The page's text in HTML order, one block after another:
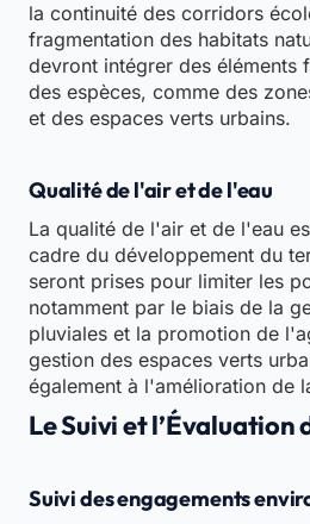
la continuité des corridors
fragmentation des habitats
devront intégrer des éléments
des espèces, comme des
et des espaces verts urbains.
Qualité de l'air et de l'eau
La qualité de l'air et de l'eau
cadre du développement du
seront prises pour limiter les
notamment par le biais de la
pluviales et la promotion de
gestion des espaces verts
également à l'amélioration de
Le Suivi et l’Évaluation
Suivi des engagements